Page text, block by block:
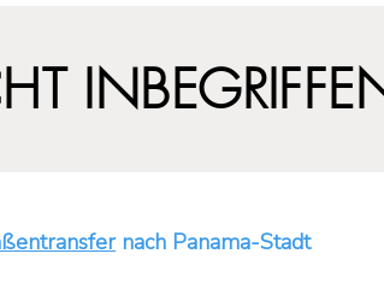
nach Panama-Stadt